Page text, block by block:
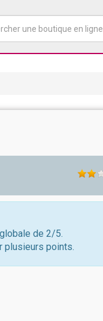
de 2/5.
plusieurs points.